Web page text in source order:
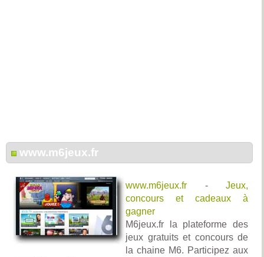
www.m6jeux.fr
www.m6jeux.fr - Jeux,
concours et cadeaux à
gagner
M6jeux.fr la plateforme des
jeux gratuits et concours de
la chaine M6. Participez aux